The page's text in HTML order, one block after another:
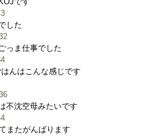
した
っま仕事でした
んはこんな感じです
不沈空母みたいです
またがんばります